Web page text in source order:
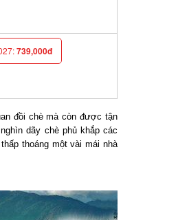
739,000đ
đồi chè mà còn được tận
dãy chè phủ khắp các
thoáng một vài mái nhà